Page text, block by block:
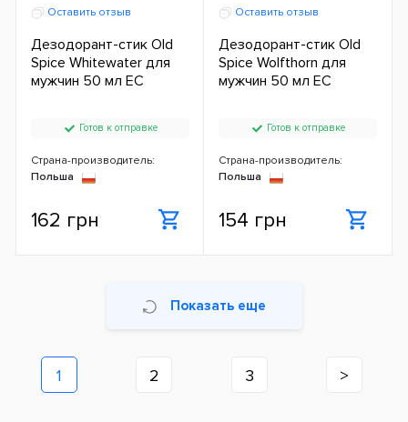
Оставить отзыв
Дезодорант-стик Old
Spice Whitewater для
мужчин 50 мл ЕС
Готов к отправке
Страна-производитель:
Польша
162 грн
Оставить отзыв
Дезодорант-стик Old
Spice Wolfthorn для
мужчин 50 мл ЕС
Готов к отправке
Страна-производитель:
Польша
154 грн
Показать еще
1 2 3 >